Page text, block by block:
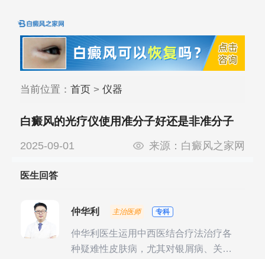
当前位置： 首页> 仪器
白癜风的光疗仪使用准分子好还是非准分子
2025-09-01 来源： 白癜风之家网
医生回答
仲华利 主治医师 专科
仲华利医生运用中西医结合疗法治疗各
种疑难性皮肤病，尤其对银屑病、关节